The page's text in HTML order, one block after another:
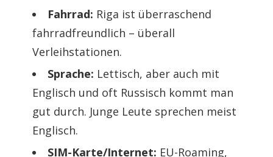
Fahrrad: Riga ist überraschend
fahrradfreundlich – überall
Verleihstationen.
Sprache: Lettisch, aber auch mit
Englisch und oft Russisch kommt man
gut durch. Junge Leute sprechen meist
Englisch.
SIM-Karte/Internet: EU-Roaming,